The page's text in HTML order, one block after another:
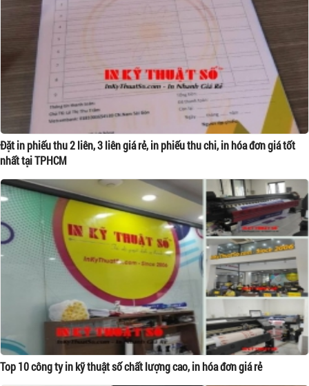
Đặt in phiếu thu 2 liên, 3 liên giá rẻ, in phiếu thu chi, in hóa đơn giá tốt
nhất tại TPHCM
Top 10 công ty in kỹ thuật số chất lượng cao, in hóa đơn giá rẻ